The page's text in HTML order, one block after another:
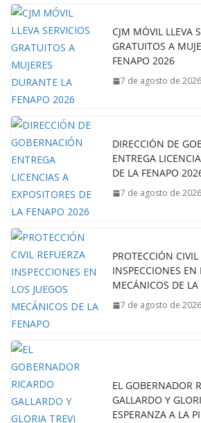
CJM MÓVIL LLEVA
GRATUITOS A
FENAPO 2026
7 de agosto de 2026
DIRECCIÓN DE
ENTREGA
DE LA FENAPO
7 de agosto de 2026
PROTECCIÓN CIVIL
INSPECCIONES EN
MECÁNICOS DE LA
7 de agosto de 2026
EL GOBERNADOR
GALLARDO Y
ESPERANZA A LA